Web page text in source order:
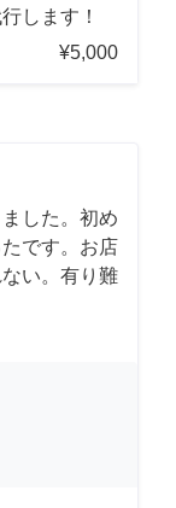
します！
¥5,000
した。初め
です。お店
い。有り難